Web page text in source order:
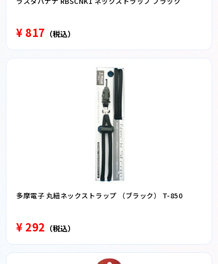
¥ 817 （税込）
多摩電子 丸紐ネックストラップ （ブラック） T-850
¥ 292 （税込）